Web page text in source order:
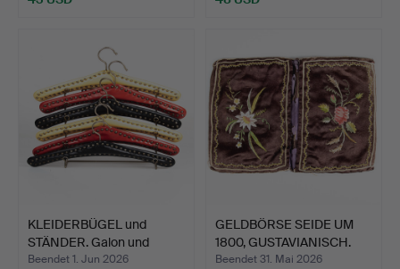
KLEIDERBÜGEL und
STÄNDER. Galon und
Metall…
Beendet 1. Jun 2026
GELDBÖRSE SEIDE UM
1800, GUSTAVIANISCH.
Beendet 31. Mai 2026